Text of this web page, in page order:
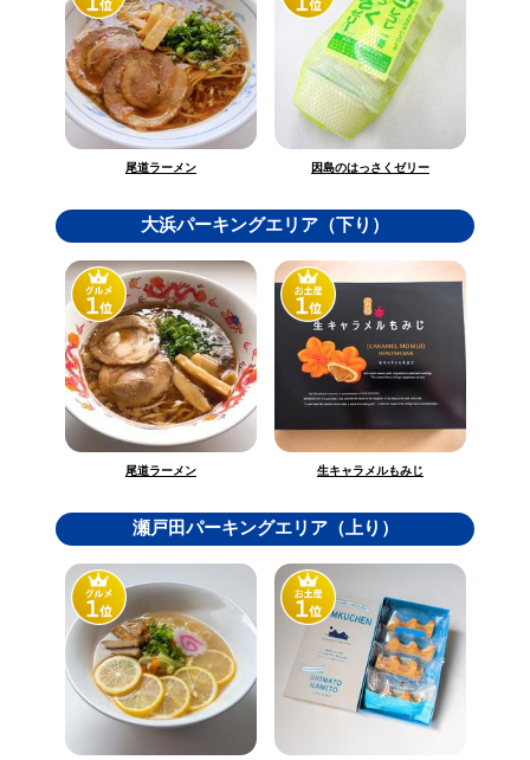
尾道ラーメン 因島のはっさくゼリー
大浜パーキングエリア（下り）
尾道ラーメン 生キャラメルもみじ
瀬戸田パーキングエリア（上り）